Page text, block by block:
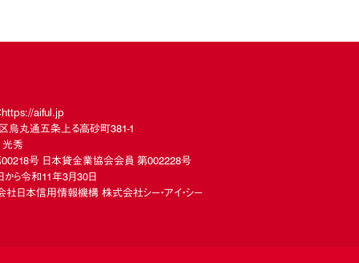
https://aiful.jp
烏丸通五条上る高砂町381-1
光秀
号 日本貸金業協会会員 第002228号
ら令和11年3月30日
日本信用情報機構 株式会社シー・アイ・シー